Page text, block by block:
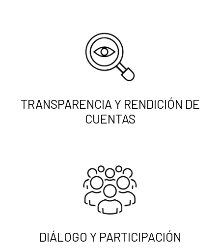
TRANSPARENCIA Y RENDICIÓN DE
CUENTAS
DIÁLOGO Y PARTICIPACIÓN